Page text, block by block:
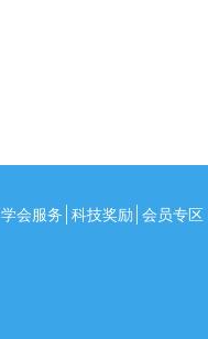
学会服务 科技奖励 会员专区